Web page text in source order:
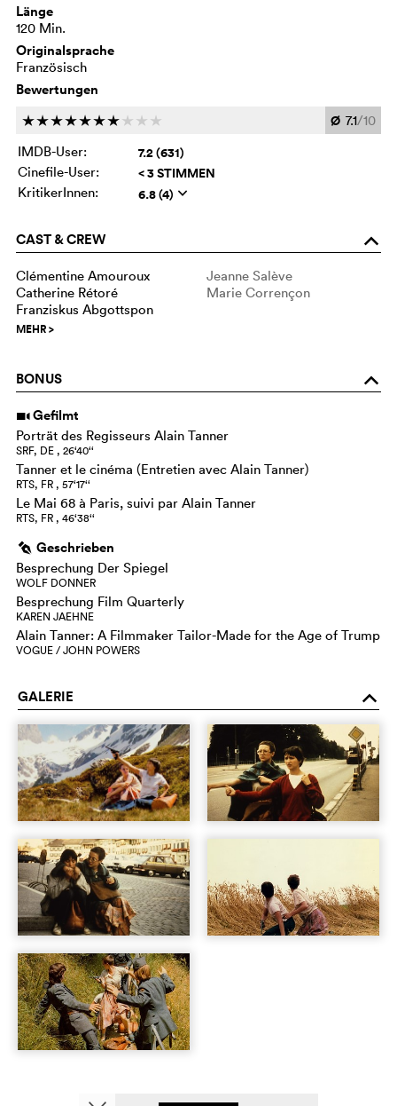
Länge
120 Min.
Originalsprache
Französisch
Bewertungen
ccccccc c c c Ø 7.1/10
IMDB-User:
7.2 (631)
Cinefile-User: < 3 STIMMEN
KritikerInnen: 6.8 (4) q
CAST & CREW o
Clémentine Amouroux
Jeanne Salève
Catherine Rétoré
Marie Corrençon
Franziskus Abgottspon
MEHR>
BONUS o
i Gefilmt
Porträt des Regisseurs Alain Tanner
SRF, DE , 26‘40‘‘
Tanner et le cinéma (Entretien avec Alain Tanner)
RTS, FR , 57‘17‘‘
Le Mai 68 à Paris, suivi par Alain Tanner
RTS, FR , 46‘38‘‘
g Geschrieben
Besprechung Der Spiegel
WOLF DONNER
Besprechung Film Quarterly
KAREN JAEHNE
Alain Tanner: A Filmmaker Tailor-Made for the Age of Trump
VOGUE / JOHN POWERS
GALERIE o